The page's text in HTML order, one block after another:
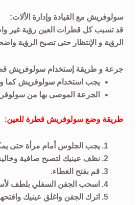
سولوفريش مع القيادة وإدارة الألات:
قد تسبب كل قطرات العين رؤية غير
الرؤية و الإنتظار حتى تصبح الرؤية
جرعة و طريقة إستخدام سولوفريش
يجب استخدام سولوفريش كما
الجرعة الموصى بها من سولوفريش هي نقطتان من
طريقة وضع سولوفريش قطرة للعين:
يجب الجلوس أمام مرأة حتى
نظف عينيك لتصبح صافية
قم بفتح الغطاء.
اسحب الجفن السفلي بلطف
اترك الجفن واغلق عينيك